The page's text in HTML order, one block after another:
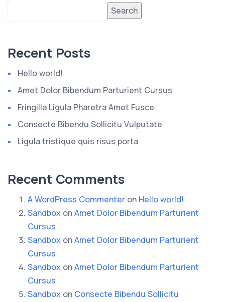
Search
Recent Posts
Hello world!
Amet Dolor Bibendum Parturient Cursus
Fringilla Ligula Pharetra Amet Fusce
Consecte Bibendu Sollicitu Vulputate
Ligula tristique quis risus porta
Recent Comments
A WordPress Commenter on Hello world!
Sandbox onAmet Dolor Bibendum Parturient
Cursus
Sandbox onAmet Dolor Bibendum Parturient
Cursus
Sandbox onAmet Dolor Bibendum Parturient
Cursus
Sandbox on Consecte Bibendu Sollicitu